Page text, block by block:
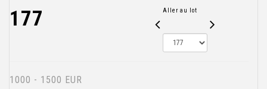
177 Aller au lot
1000 - 1500 EUR